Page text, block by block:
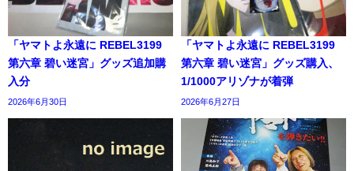
「ヤマトよ永遠に REBEL3199
第六章 碧い迷宮」グッズ追加購
入分
2026年6月30日
「ヤマトよ永遠に REBEL3199
第六章 碧い迷宮」グッズ購入、
1/1000アリゾナが着弾
2026年6月27日